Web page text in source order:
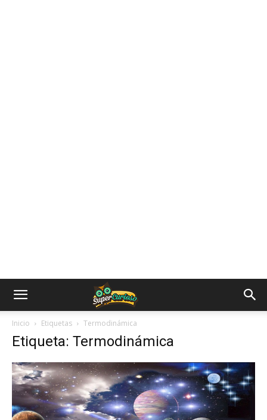
Inicio Etiquetas Termodinámica
Etiqueta: Termodinámica